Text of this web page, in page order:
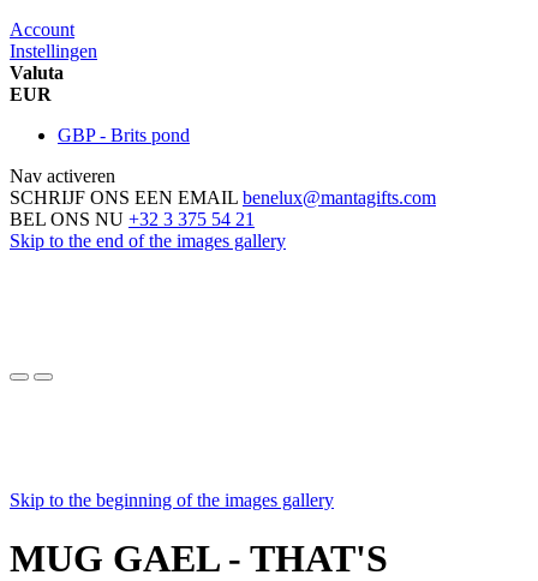
Account
Instellingen
Valuta
EUR
GBP - Brits pond
Nav activeren
SCHRIJF ONS EEN EMAIL benelux@mantagifts.com
BEL ONS NU +32 3 375 54 21
Skip to the end of the images gallery
Skip to the beginning of the images gallery
MUG GAEL - THAT'S